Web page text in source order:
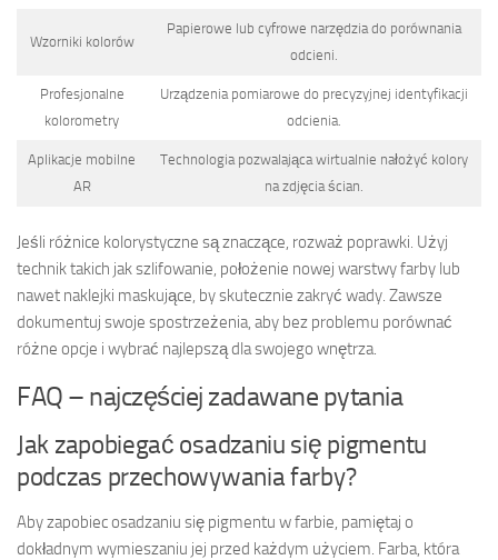
Wzorniki kolorów
Papierowe lub cyfrowe narzędzia do porównania
odcieni.
Profesjonalne
kolorometry
Urządzenia pomiarowe do precyzyjnej identyfikacji
odcienia.
Aplikacje mobilne
AR
Technologia pozwalająca wirtualnie nałożyć kolory
na zdjęcia ścian.
Jeśli różnice kolorystyczne są znaczące, rozważ poprawki. Użyj
technik takich jak szlifowanie, położenie nowej warstwy farby lub
nawet naklejki maskujące, by skutecznie zakryć wady. Zawsze
dokumentuj swoje spostrzeżenia, aby bez problemu porównać
różne opcje i wybrać najlepszą dla swojego wnętrza.
FAQ – najczęściej zadawane pytania
Jak zapobiegać osadzaniu się pigmentu
podczas przechowywania farby?
Aby zapobiec osadzaniu się pigmentu w farbie, pamiętaj o
dokładnym wymieszaniu jej przed każdym użyciem. Farba, która